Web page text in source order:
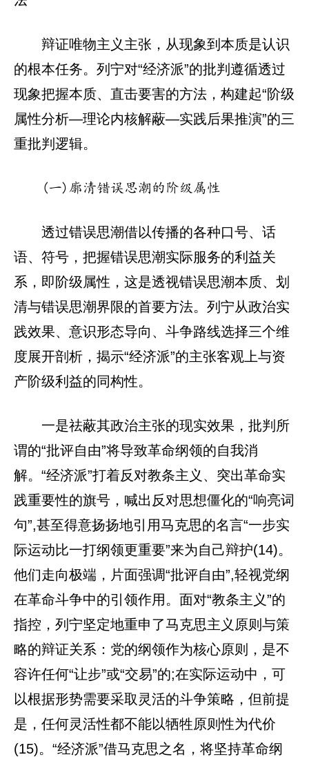
辩证唯物主义主张，从现象到本质是认识
的根本任务。列宁对“经济派”的批判遵循透过
现象把握本质、直击要害的方法，构建起“阶级
属性分析—理论内核解蔽—实践后果推演”的三
重批判逻辑。
(一)廓清错误思潮的阶级属性
透过错误思潮借以传播的各种口号、话
语、符号，把握错误思潮实际服务的利益关
系，即阶级属性，这是透视错误思潮本质、划
清与错误思潮界限的首要方法。列宁从政治实
践效果、意识形态导向、斗争路线选择三个维
度展开剖析，揭示“经济派”的主张客观上与资
产阶级利益的同构性。
一是祛蔽其政治主张的现实效果，批判所
谓的“批评自由”将导致革命纲领的自我消
解。“经济派”打着反对教条主义、突出革命实
践重要性的旗号，喊出反对思想僵化的“响亮词
句”,甚至得意扬扬地引用马克思的名言“一步实
际运动比一打纲领更重要”来为自己辩护(14)。
他们走向极端，片面强调“批评自由”,轻视党纲
在革命斗争中的引领作用。面对“教条主义”的
指控，列宁坚定地重申了马克思主义原则与策
略的辩证关系：党的纲领作为核心原则，是不
容许任何“让步”或“交易”的;在实际运动中，可
以根据形势需要采取灵活的斗争策略，但前提
是，任何灵活性都不能以牺牲原则性为代价
(15)。“经济派”借马克思之名，将坚持革命纲